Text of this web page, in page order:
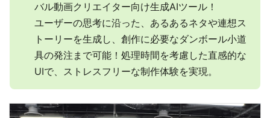
バル動画クリエイター向け生成AIツール！
ユーザーの思考に沿った、あるあるネタや連想ス
トーリーを生成し、創作に必要なダンボール小道
具の発注まで可能！処理時間を考慮した直感的な
UIで、ストレスフリーな制作体験を実現。